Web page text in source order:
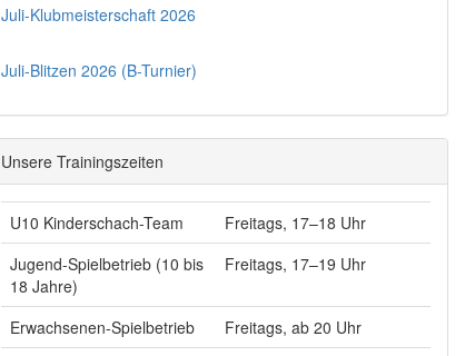
Juli-Klubmeisterschaft 2026
Juli-Blitzen 2026 (B-Turnier)
Unsere Trainingszeiten
U10 Kinderschach-Team
Freitags, 17–18 Uhr
Jugend-Spielbetrieb (10 bis
18 Jahre)
Freitags, 17–19 Uhr
Erwachsenen-Spielbetrieb
Freitags, ab 20 Uhr